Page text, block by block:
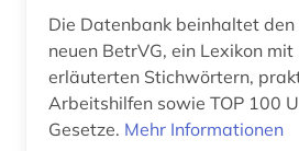
deutscher presserat (1)
deutsches recht (2)
deutsches sprachgebiet (3)
Die Datenbank beinhaltet
neuen BetrVG, ein Lexikon
erläuterten Stichwörtern,
Arbeitshilfen sowie TOP 100
Gesetze. Mehr Informationen